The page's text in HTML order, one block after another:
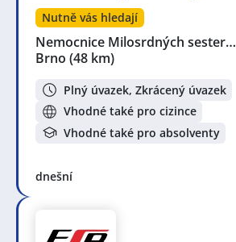
Nutně vás hledají
Nemocnice Milosrdných sester…
Brno (48 km)
Plný úvazek, Zkrácený úvazek
Vhodné také pro cizince
Vhodné také pro absolventy
dnešní